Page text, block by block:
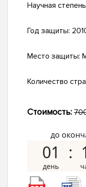
Научная
Год защиты:
Место защиты:
Количество
Стоимость:
до
01